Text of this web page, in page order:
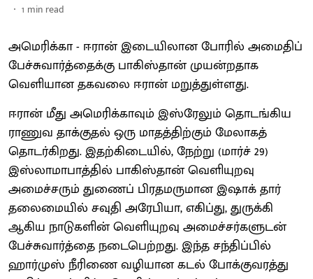
1 min read
அமெரிக்கா - ஈரான் இடையிலான போரில் அமைதிப்
பேச்சுவார்த்தைக்கு பாகிஸ்தான் முயன்றதாக
வெளியான தகவலை ஈரான் மறுத்துள்ளது.
ஈரான் மீது அமெரிக்காவும் இஸ்ரேலும் தொடங்கிய
ராணுவ தாக்குதல் ஒரு மாதத்திற்கும் மேலாகத்
தொடர்கிறது. இதற்கிடையில், நேற்று (மார்ச் 29)
இஸ்லாமாபாத்தில் பாகிஸ்தான் வெளியுறவு
அமைச்சரும் துணைப் பிரதமருமான இஷாக் தார்
தலைமையில் சவுதி அரேபியா, எகிப்து, துருக்கி
ஆகிய நாடுகளின் வெளியுறவு அமைச்சர்களுடன்
பேச்சுவார்த்தை நடைபெற்றது. இந்த சந்திப்பில்
ஹார்முஸ் நீரிணை வழியான கடல் போக்குவரத்து